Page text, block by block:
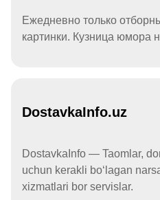
Ежедневно только
картинки. Кузница юмора
DostavkaInfo.uz
DostavkaInfo — Taomlar,
uchun kerakli boʻlagan
xizmatlari bor servislar.